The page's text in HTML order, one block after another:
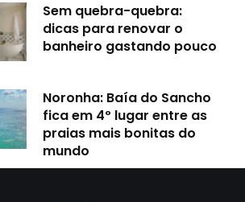
Sem quebra-quebra:
dicas para renovar o
banheiro gastando pouco
Noronha: Baía do Sancho
fica em 4º lugar entre as
praias mais bonitas do
mundo